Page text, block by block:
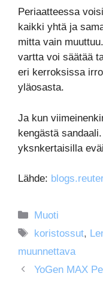
Periaatteessa
kaikki yhtä ja
mitta vain
vartta voi säätää
eri kerroksissa
yläosasta.
Ja kun
kengästä
yksnkertaisilla
Lähde:
Kategoriat
Muoti
Avainsanat
koristossut,
muunnettava
YoGen MAX